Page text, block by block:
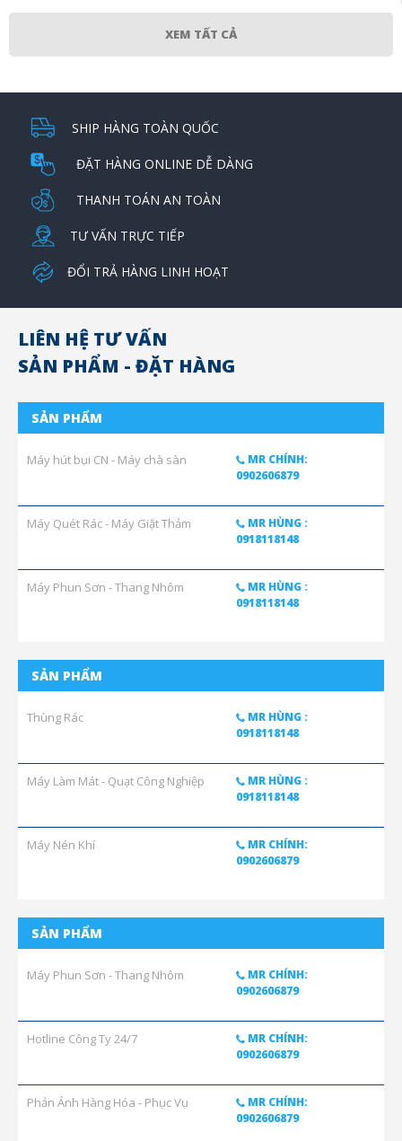
XEM TẤT CẢ
SHIP HÀNG TOÀN QUỐC
ĐẶT HÀNG ONLINE DỄ DÀNG
THANH TOÁN AN TOÀN
TƯ VẤN TRỰC TIẾP
ĐỔI TRẢ HÀNG LINH HOẠT
LIÊN HỆ TƯ VẤN
SẢN PHẨM - ĐẶT HÀNG
SẢN PHẨM
Máy hút bụi CN - Máy chà sàn
MR CHÍNH:
0902606879
Máy Quét Rác - Máy Giặt Thảm
MR HÙNG :
0918118148
Máy Phun Sơn - Thang Nhôm
MR HÙNG :
0918118148
SẢN PHẨM
Thùng Rác
MR HÙNG :
0918118148
Máy Làm Mát - Quạt Công Nghiệp
MR HÙNG :
0918118148
Máy Nén Khí
MR CHÍNH:
0902606879
SẢN PHẨM
Máy Phun Sơn - Thang Nhôm
MR CHÍNH:
0902606879
Hotline Công Ty 24/7
MR CHÍNH:
0902606879
Phản Ánh Hàng Hóa - Phục Vụ
MR CHÍNH:
0902606879